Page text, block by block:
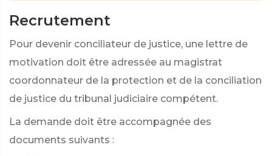
Recrutement
Pour devenir conciliateur de justice, une lettre de
motivation doit être adressée au magistrat
coordonnateur de la protection et de la conciliation
de justice du tribunal judiciaire compétent.
La demande doit être accompagnée des
documents suivants :